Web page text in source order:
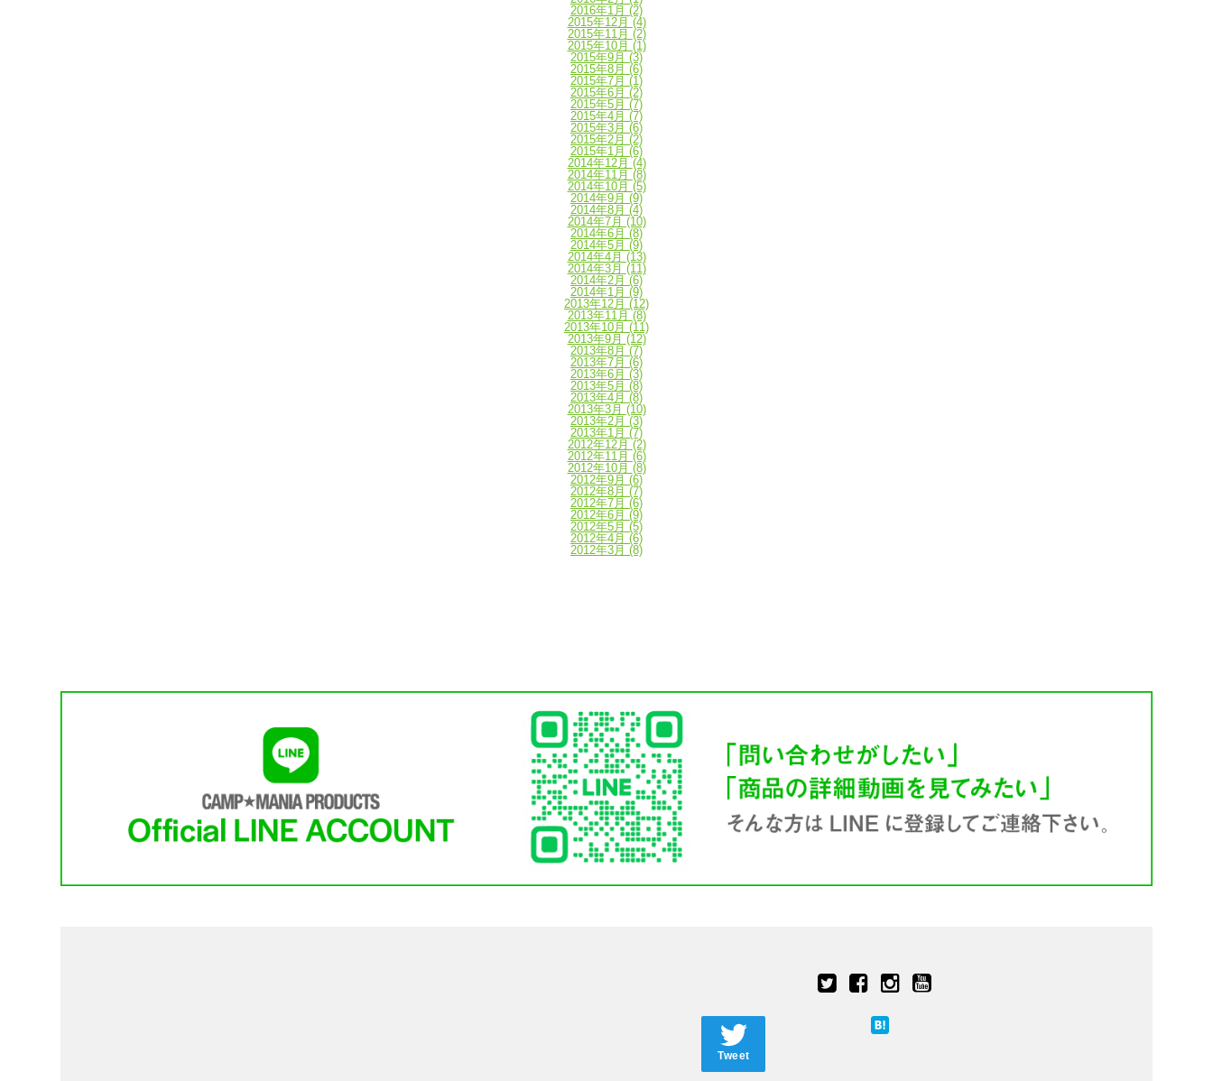
2016年1月 (2)
2015年12月 (4)
2015年11月 (2)
2015年10月 (1)
2015年9月 (3)
2015年8月 (6)
2015年7月 (1)
2015年6月 (2)
2015年5月 (7)
2015年4月 (7)
2015年3月 (6)
2015年2月 (2)
2015年1月 (6)
2014年12月 (4)
2014年11月 (8)
2014年10月 (5)
2014年9月 (9)
2014年8月 (4)
2014年7月 (10)
2014年6月 (8)
2014年5月 (9)
2014年4月 (13)
2014年3月 (11)
2014年2月 (6)
2014年1月 (9)
2013年12月 (12)
2013年11月 (8)
2013年10月 (11)
2013年9月 (12)
2013年8月 (7)
2013年7月 (6)
2013年6月 (3)
2013年5月 (8)
2013年4月 (8)
2013年3月 (10)
2013年2月 (3)
2013年1月 (7)
2012年12月 (2)
2012年11月 (6)
2012年10月 (8)
2012年9月 (6)
2012年8月 (7)
2012年7月 (6)
2012年6月 (9)
2012年5月 (5)
2012年4月 (6)
2012年3月 (8)
Tweet